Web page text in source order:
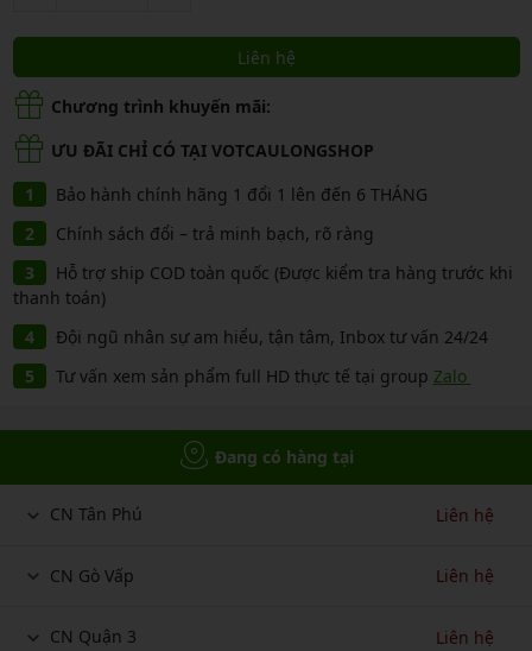
Liên hệ
Chương trình khuyến mãi:
ƯU ĐÃI CHỈ CÓ TẠI VOTCAULONGSHOP
Bảo hành chính hãng 1 đổi 1 lên đến 6 THÁNG
Chính sách đổi – trả minh bạch, rõ ràng
Hỗ trợ ship COD toàn quốc (Được kiểm tra hàng trước khi
thanh toán)
Đội ngũ nhân sự am hiểu, tận tâm, Inbox tư vấn 24/24
Tư vấn xem sản phẩm full HD thực tế tại group Zalo
Đang có hàng tại
CN Tân Phú Liên hệ
CN Gò Vấp Liên hệ
CN Quận 3 Liên hệ